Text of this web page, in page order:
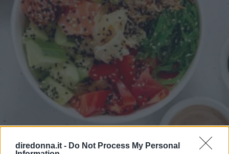
diredonna.it - Do Not Process My Personal